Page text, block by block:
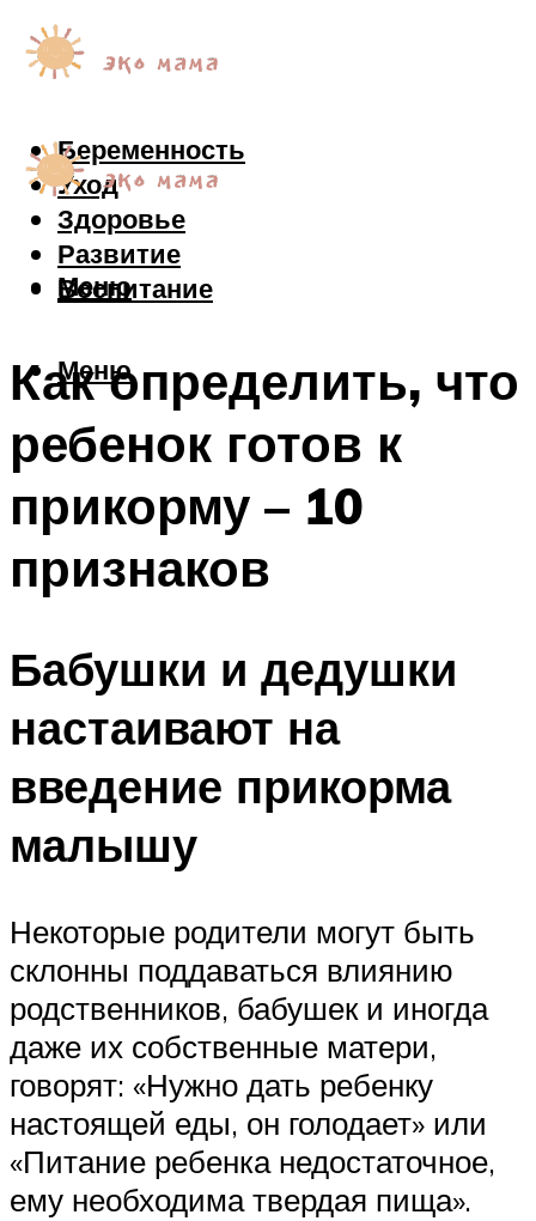
Беременность
Уход
Здоровье
Развитие
Воспитание
Меню
Меню
Как определить, что
ребенок готов к
прикорму – 10
признаков
Бабушки и дедушки
настаивают на
введение прикорма
малышу
Некоторые родители могут быть
склонны поддаваться влиянию
родственников, бабушек и иногда
даже их собственные матери,
говорят: «Нужно дать ребенку
настоящей еды, он голодает» или
«Питание ребенка недостаточное,
ему необходима твердая пища».